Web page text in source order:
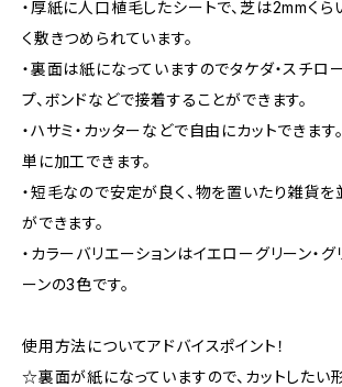
・厚紙に人口植毛したシートで、芝は2mmく
く敷きつめられています。
・裏面は紙になっていますのでタケダ・スチロ
プ、ボンドなどで接着することができます。
・ハサミ・カッターなどで自由にカットできま
単に加工できます。
・短毛なので安定が良く、物を置いたり雑貨を
ができます。
・カラーバリエーションはイエローグリーン・グ
ーンの3色です。
使用方法についてアドバイスポイント！
☆裏面が紙になっていますので、カットしたい